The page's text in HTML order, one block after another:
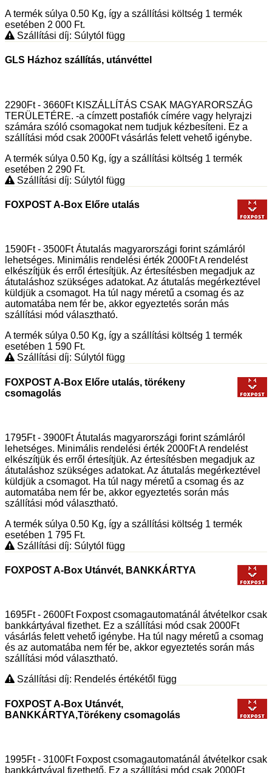
A termék súlya 0.50 Kg, így a szállítási költség 1 termék
esetében 2 000 Ft.
Szállítási díj: Súlytól függ
GLS Házhoz szállítás, utánvéttel
2290Ft - 3660Ft KISZÁLLÍTÁS CSAK MAGYARORSZÁG
TERÜLETÉRE. -a címzett postafiók címére vagy helyrajzi
számára szóló csomagokat nem tudjuk kézbesíteni. Ez a
szállítási mód csak 2000Ft vásárlás felett vehető igénybe.
A termék súlya 0.50 Kg, így a szállítási költség 1 termék
esetében 2 290 Ft.
Szállítási díj: Súlytól függ
FOXPOST A-Box Előre utalás
1590Ft - 3500Ft Átutalás magyarországi forint számláról
lehetséges. Minimális rendelési érték 2000Ft A rendelést
elkészítjük és erről értesítjük. Az értesítésben megadjuk az
átutaláshoz szükséges adatokat. Az átutalás megérkeztével
küldjük a csomagot. Ha túl nagy méretű a csomag és az
automatába nem fér be, akkor egyeztetés során más
szállítási mód választható.
A termék súlya 0.50 Kg, így a szállítási költség 1 termék
esetében 1 590 Ft.
Szállítási díj: Súlytól függ
FOXPOST A-Box Előre utalás, törékeny
csomagolás
1795Ft - 3900Ft Átutalás magyarországi forint számláról
lehetséges. Minimális rendelési érték 2000Ft A rendelést
elkészítjük és erről értesítjük. Az értesítésben megadjuk az
átutaláshoz szükséges adatokat. Az átutalás megérkeztével
küldjük a csomagot. Ha túl nagy méretű a csomag és az
automatába nem fér be, akkor egyeztetés során más
szállítási mód választható.
A termék súlya 0.50 Kg, így a szállítási költség 1 termék
esetében 1 795 Ft.
Szállítási díj: Súlytól függ
FOXPOST A-Box Utánvét, BANKKÁRTYA
1695Ft - 2600Ft Foxpost csomagautomatánál átvételkor csak
bankkártyával fizethet. Ez a szállítási mód csak 2000Ft
vásárlás felett vehető igénybe. Ha túl nagy méretű a csomag
és az automatába nem fér be, akkor egyeztetés során más
szállítási mód választható.
Szállítási díj: Rendelés értékétől függ
FOXPOST A-Box Utánvét,
BANKKÁRTYA,Törékeny csomagolás
1995Ft - 3100Ft Foxpost csomagautomatánál átvételkor csak
bankkártyával fizethető. Ez a szállítási mód csak 2000Ft